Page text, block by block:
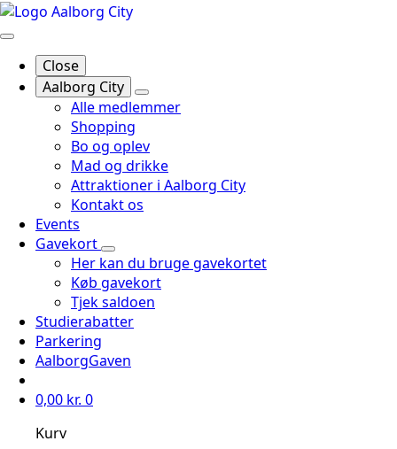
Close
Aalborg City
Alle medlemmer
Shopping
Bo og oplev
Mad og drikke
Attraktioner i Aalborg City
Kontakt os
Events
Gavekort
Her kan du bruge gavekortet
Køb gavekort
Tjek saldoen
Studierabatter
Parkering
AalborgGaven
0,00 kr. 0
Kurv